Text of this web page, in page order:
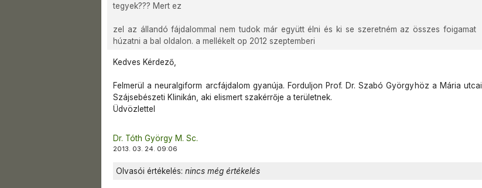
tegyek??? Mert ez
zel az állandó fájdalommal nem tudok már együtt élni és ki se szeretném az összes foigamat
húzatni a bal oldalon. a mellékelt op 2012 szeptemberi
Kedves Kérdező,
Felmerül a neuralgiform arcfájdalom gyanúja. Forduljon Prof. Dr. Szabó Györgyhöz a Mária utcai
Szájsebészeti Klinikán, aki elismert szakérrője a területnek.
Üdvözlettel
Dr. Tóth György M. Sc.
2013. 03. 24. 09:06
Olvasói értékelés: nincs még értékelés